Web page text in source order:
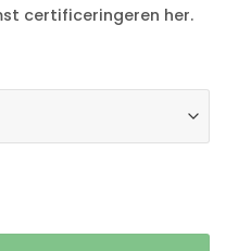
certificeringeren her.